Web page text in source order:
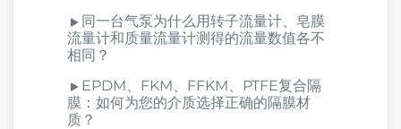
同一台气泵为什么用转子流量计、皂膜
流量计和质量流量计测得的流量数值各不
相同？
EPDM、FKM、FFKM、PTFE复合隔
膜：如何为您的介质选择正确的隔膜材
质？